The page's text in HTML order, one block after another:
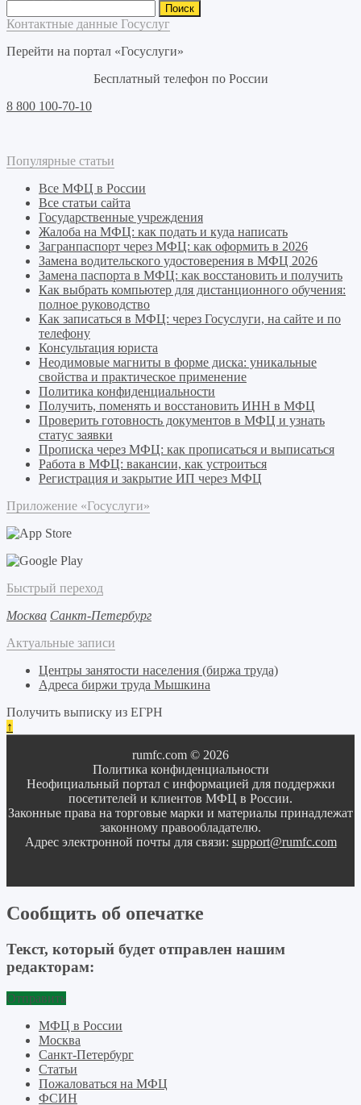
Контактные данные Госуслуг
Перейти на портал «Госуслуги»
Бесплатный телефон по России
8 800 100-70-10
Популярные статьи
Все МФЦ в России
Все статьи сайта
Государственные учреждения
Жалоба на МФЦ: как подать и куда написать
Загранпаспорт через МФЦ: как оформить в 2026
Замена водительского удостоверения в МФЦ 2026
Замена паспорта в МФЦ: как восстановить и получить
Как выбрать компьютер для дистанционного обучения:
полное руководство
Как записаться в МФЦ: через Госуслуги, на сайте и по
телефону
Консультация юриста
Неодимовые магниты в форме диска: уникальные
свойства и практическое применение
Политика конфиденциальности
Получить, поменять и восстановить ИНН в МФЦ
Проверить готовность документов в МФЦ и узнать
статус заявки
Прописка через МФЦ: как прописаться и выписаться
Работа в МФЦ: вакансии, как устроиться
Регистрация и закрытие ИП через МФЦ
Приложение «Госуслуги»
Быстрый переход
Москва Санкт-Петербург
Актуальные записи
Центры занятости населения (биржа труда)
Адреса биржи труда Мышкина
Получить выписку из ЕГРН
↑
rumfc.com © 2026
Политика конфиденциальности
Неофициальный портал с информацией для поддержки
посетителей и клиентов МФЦ в России.
Законные права на торговые марки и материалы принадлежат
законному правообладателю.
Адрес электронной почты для связи: support@rumfc.com
Сообщить об опечатке
Текст, который будет отправлен нашим
редакторам:
Отправить
МФЦ в России
Москва
Санкт-Петербург
Статьи
Пожаловаться на МФЦ
ФСИН